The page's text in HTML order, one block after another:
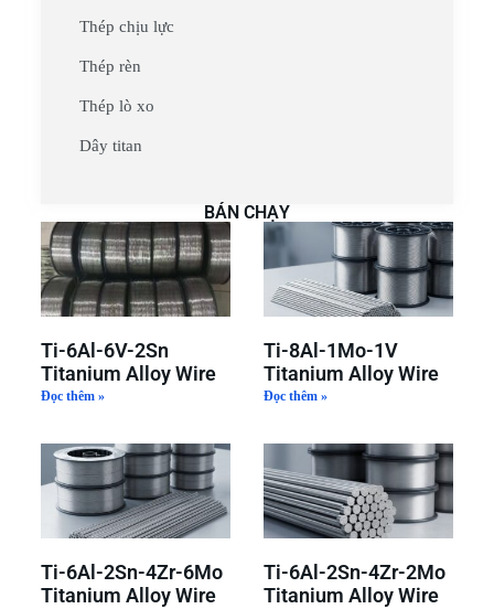
Thép chịu lực
Thép rèn
Thép lò xo
Dây titan
BÁN CHẠY
Ti-6Al-6V-2Sn
Titanium Alloy Wire
Đọc thêm »
Ti-8Al-1Mo-1V
Titanium Alloy Wire
Đọc thêm »
Ti-6Al-2Sn-4Zr-6Mo
Titanium Alloy Wire
Ti-6Al-2Sn-4Zr-2Mo
Titanium Alloy Wire